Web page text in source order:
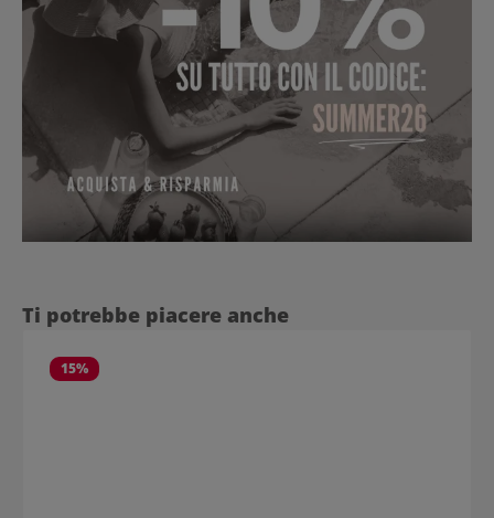
Salta la galleria dei prodotti
Ti potrebbe piacere anche
15%